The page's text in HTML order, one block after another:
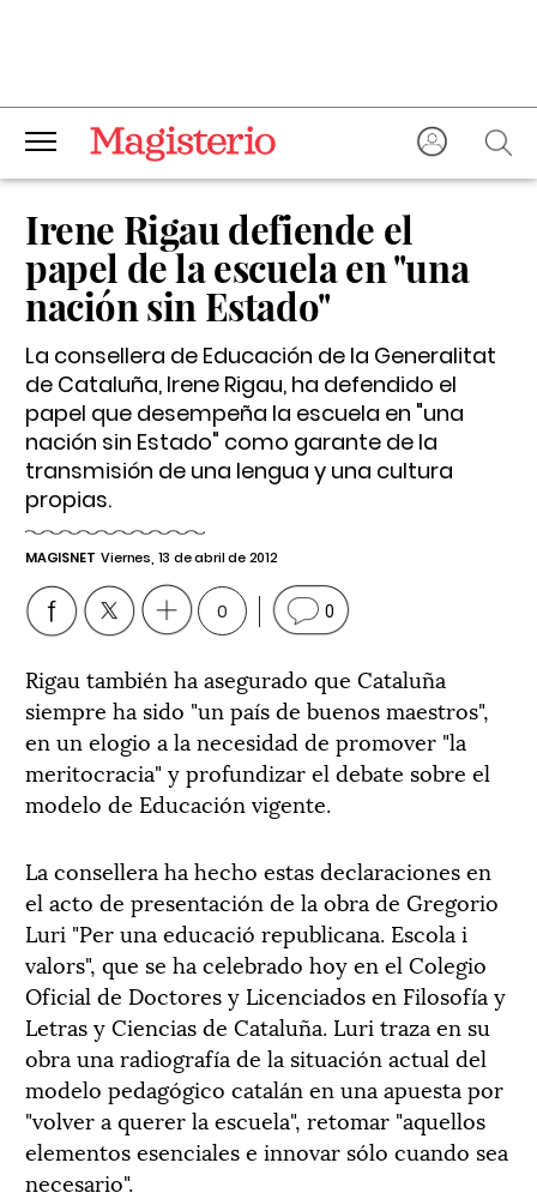
Irene Rigau defiende el
papel de la escuela en "una
nación sin Estado"
La consellera de Educación de la Generalitat
de Cataluña, Irene Rigau, ha defendido el
papel que desempeña la escuela en "una
nación sin Estado" como garante de la
transmisión de una lengua y una cultura
propias.
MAGISNET Viernes, 13 de abril de 2012
0 0
Rigau también ha asegurado que Cataluña
siempre ha sido "un país de buenos maestros",
en un elogio a la necesidad de promover "la
meritocracia" y profundizar el debate sobre el
modelo de Educación vigente.
La consellera ha hecho estas declaraciones en
el acto de presentación de la obra de Gregorio
Luri "Per una educació republicana. Escola i
valors", que se ha celebrado hoy en el Colegio
Oficial de Doctores y Licenciados en Filosofía y
Letras y Ciencias de Cataluña. Luri traza en su
obra una radiografía de la situación actual del
modelo pedagógico catalán en una apuesta por
"volver a querer la escuela", retomar "aquellos
elementos esenciales e innovar sólo cuando sea
necesario".